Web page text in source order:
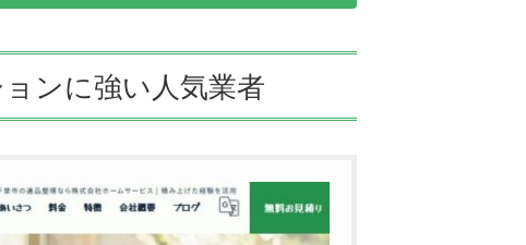
ンに強い人気業者